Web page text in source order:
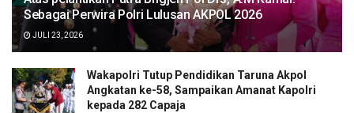
Sebagai Perwira Polri Lulusan AKPOL 2026
JULI 23, 2026
Wakapolri Tutup Pendidikan Taruna Akpol
Angkatan ke-58, Sampaikan Amanat Kapolri
kepada 282 Capaja